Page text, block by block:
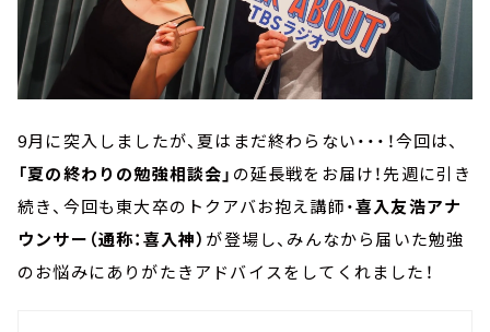
9月に突入しましたが、夏はまだ終わらない・・・！今回は、
「夏の終わりの勉強相談会」 の延長戦をお届け！先週に引き
続き、今回も東大卒のトクアバお抱え講師・喜入友浩アナ
ウンサー（通称：喜入神） が登場し、みんなから届いた勉強
のお悩みにありがたきアドバイスをしてくれました！